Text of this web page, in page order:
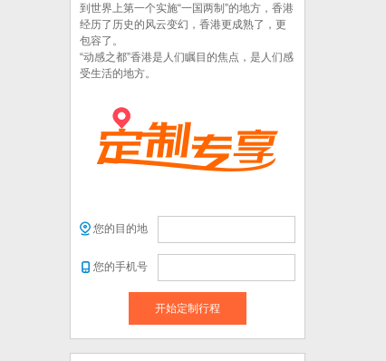
到世界上第一个实施“一国两制”的地方，香港
经历了历史的风云变幻，香港更成熟了，更
包容了。
“动感之都”香港是人们瞩目的焦点，是人们感
受生活的地方。
您的目的地
您的手机号
开始定制行程